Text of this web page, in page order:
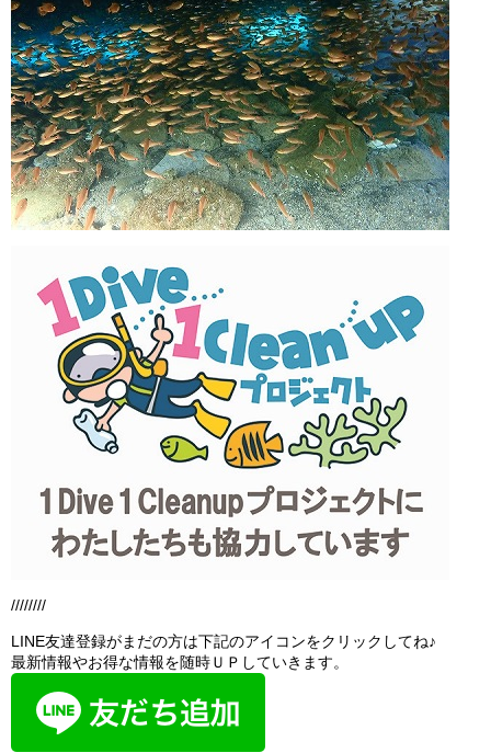
////////
LINE友達登録がまだの方は下記のアイコンをクリックしてね♪
最新情報やお得な情報を随時ＵＰしていきます。